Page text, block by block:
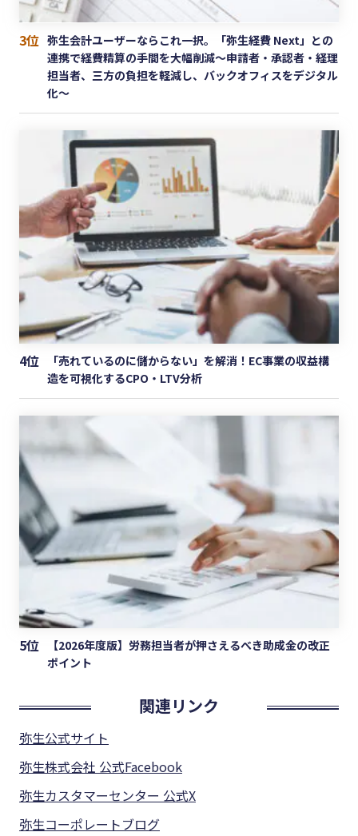
3位 弥生会計ユーザーならこれ一択。「弥生経費 Next」との
連携で経費精算の手間を大幅削減〜申請者・承認者・経理
担当者、三方の負担を軽減し、バックオフィスをデジタル
化〜
4位
「売れているのに儲からない」を解消！EC事業の収益構
造を可視化するCPO・LTV分析
5位
【2026年度版】労務担当者が押さえるべき助成金の改正
ポイント
関連リンク
弥生公式サイト
弥生株式会社 公式Facebook
弥生カスタマーセンター 公式X
弥生コーポレートブログ